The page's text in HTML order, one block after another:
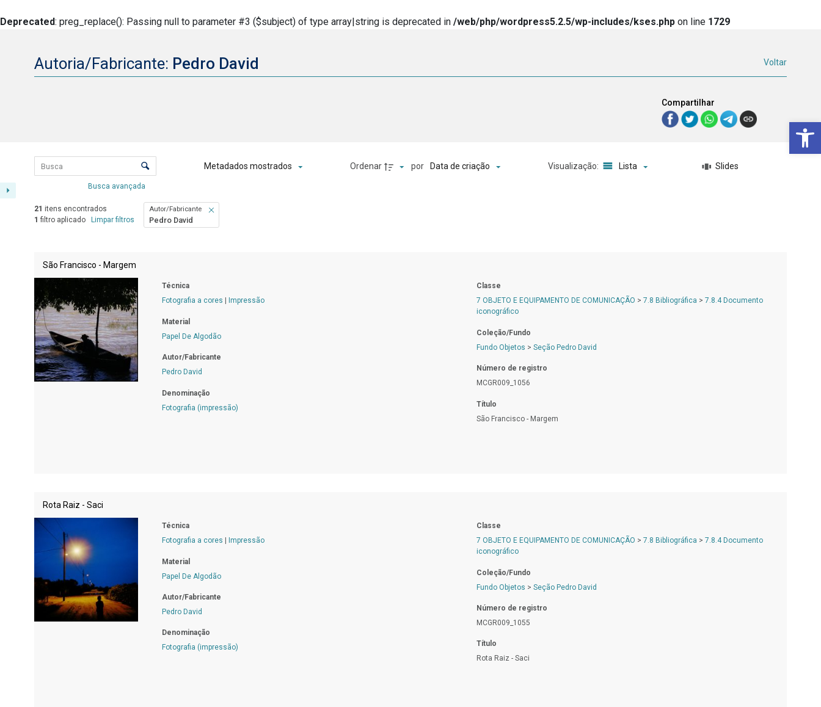
Deprecated: preg_replace(): Passing null to parameter #3 ($subject) of type array|string is deprecated in /web/php/wordpress5.2.5/wp-includes/kses.php on line 1729
Autoria/Fabricante: Pedro David Voltar
Compartilhar
Lista de itens
Controle de ordenação e visualização
Busca avançada
Metadados mostrados Ordenar por Data de criação Visualização: Lista Slides
21 itens encontrados
1 filtro aplicado Limpar filtros
Autor/Fabricante
Pedro David
Resultados da lista de itens
São Francisco - Margem
Técnica
Fotografia a cores
Impressão
Material
Papel De Algodão
Autor/Fabricante
Pedro David
Denominação
Fotografia (impressão)
Classe
7 OBJETO E EQUIPAMENTO DE COMUNICAÇÃO > 7.8 Bibliográfica > 7.8.4 Documento
iconográfico
Coleção/Fundo
Fundo Objetos > Seção Pedro David
Número de registro
MCGR009_1056
Título
São Francisco - Margem
Rota Raiz - Saci
Técnica
Fotografia a cores
Impressão
Material
Papel De Algodão
Autor/Fabricante
Pedro David
Denominação
Fotografia (impressão)
Classe
7 OBJETO E EQUIPAMENTO DE COMUNICAÇÃO > 7.8 Bibliográfica > 7.8.4 Documento
iconográfico
Coleção/Fundo
Fundo Objetos > Seção Pedro David
Número de registro
MCGR009_1055
Título
Rota Raiz - Saci